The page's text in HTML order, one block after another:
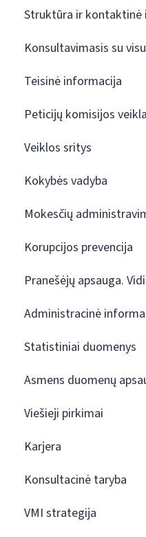
Struktūra ir kontaktinė
Konsultavimasis su
Teisinė informacija
Peticijų komisijos veikla
Veiklos sritys
Kokybės vadyba
Mokesčių
Korupcijos prevencija
Pranešėjų apsauga.
Administracinė
Statistiniai duomenys
Asmens duomenų
Viešieji pirkimai
Karjera
Konsultacinė taryba
VMI strategija